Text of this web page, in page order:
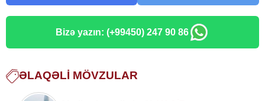
Bizə yazın: (+99450) 247 90 86
ƏLAQƏLI MÖVZULAR